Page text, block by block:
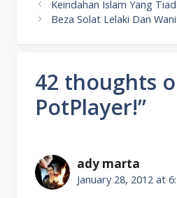
Keindahan Islam Yang
Beza Solat Lelaki Dan
42 thoughts
PotPlayer!”
ady marta
January 28, 2012 at